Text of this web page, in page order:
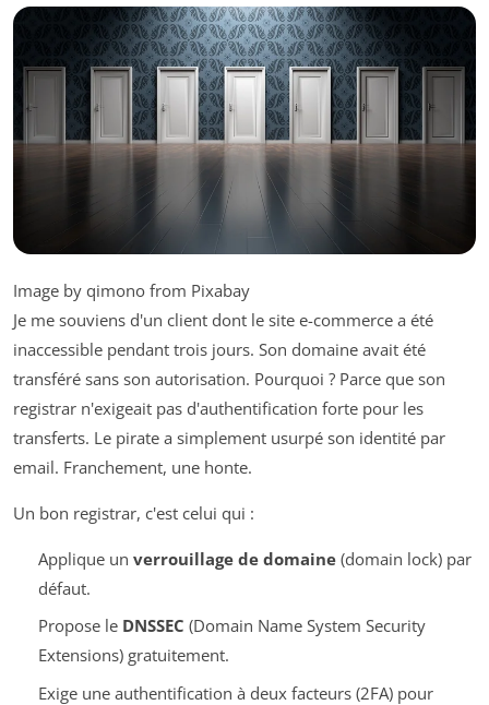
Image by qimono from Pixabay
Je me souviens d'un client dont le site e-commerce a été
inaccessible pendant trois jours. Son domaine avait été
transféré sans son autorisation. Pourquoi ? Parce que son
registrar n'exigeait pas d'authentification forte pour les
transferts. Le pirate a simplement usurpé son identité par
email. Franchement, une honte.
Un bon registrar, c'est celui qui :
Applique un verrouillage de domaine(domain lock) par
défaut.
Propose le DNSSEC (Domain Name System Security
Extensions) gratuitement.
Exige une authentification à deux facteurs (2FA) pour